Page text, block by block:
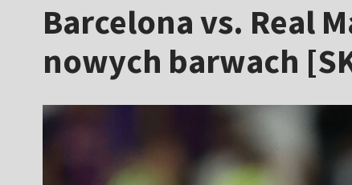
Barcelona vs. Real
nowych barwach